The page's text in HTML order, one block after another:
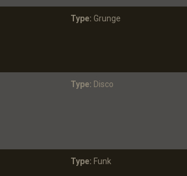
Type: Grunge
Type: Disco
Type: Funk